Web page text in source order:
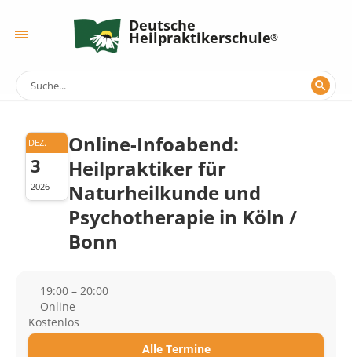
Deutsche
Heilpraktikerschule
DEZ.
3
2026
Online-Infoabend:
Heilpraktiker für
Naturheilkunde und
Psychotherapie in Köln /
Bonn
19:00 – 20:00
Online
Kostenlos
Alle Termine